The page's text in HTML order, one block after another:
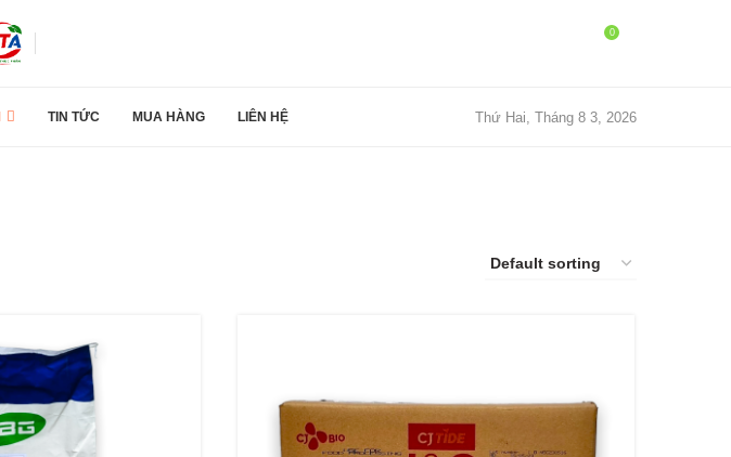
0
TIN TỨC MUA HÀNG LIÊN HỆ Thứ Hai, Tháng 8 3, 2026